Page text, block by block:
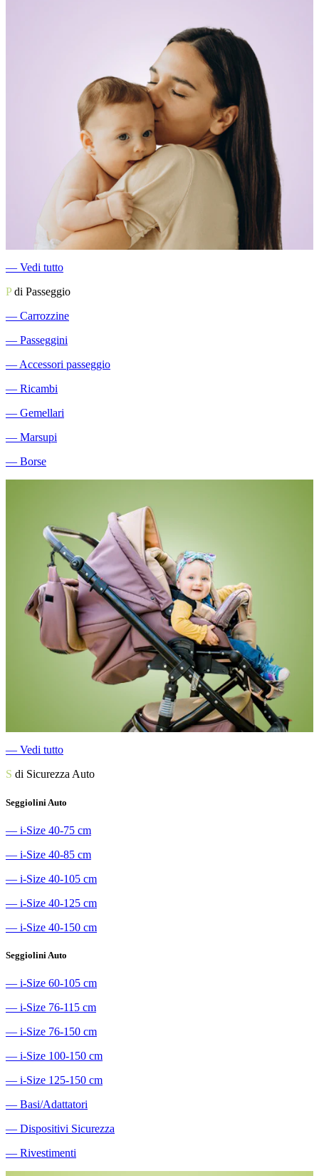
― Vedi tutto
Pdi Passeggio
― Carrozzine
― Passeggini
― Accessori passeggio
― Ricambi
― Gemellari
― Marsupi
― Borse
― Vedi tutto
S di Sicurezza Auto
Seggiolini Auto
― i-Size 40-75 cm
― i-Size 40-85 cm
― i-Size 40-105 cm
― i-Size 40-125 cm
― i-Size 40-150 cm
Seggiolini Auto
― i-Size 60-105 cm
― i-Size 76-115 cm
― i-Size 76-150 cm
― i-Size 100-150 cm
― i-Size 125-150 cm
― Basi/Adattatori
― Dispositivi Sicurezza
― Rivestimenti